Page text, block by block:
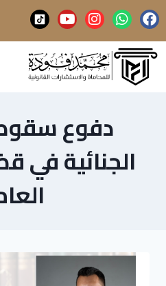
دفوع
الجنائية في